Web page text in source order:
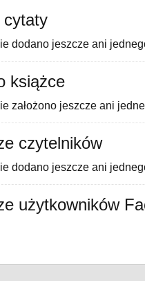
cytaty
dodano jeszcze ani
książce
założono jeszcze ani
czytelników
dodano jeszcze ani
użytkowników